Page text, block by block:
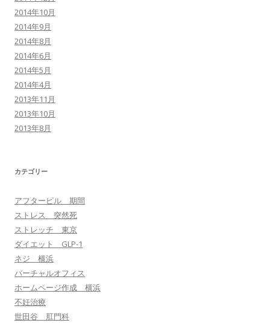
2014年10月
2014年9月
2014年8月
2014年6月
2014年5月
2014年4月
2013年11月
2013年10月
2013年8月
カテゴリー
アフターピル 期間
ストレス 突然死
ストレッチ 東京
ダイエット GLP-1
ネジ 横浜
バーチャルオフィス
ホームページ作成 横浜
不妊治療
世田谷 肛門科